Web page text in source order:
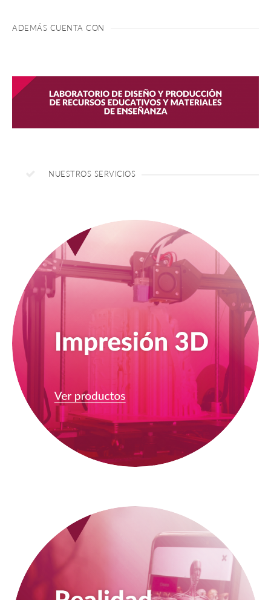
ADEMÁS CUENTA CON
NUESTROS SERVICIOS